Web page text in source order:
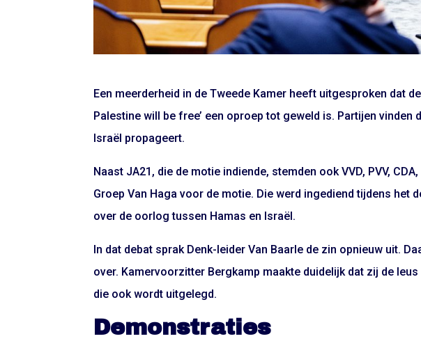
Een meerderheid in de Tweede Kamer heeft uitgesproken dat
Palestine will be free’ een oproep tot geweld is. Partijen vinden
Israël propageert.
Naast JA21, die de motie indiende, stemden ook VVD, PVV,
Groep Van Haga voor de motie. Die werd ingediend tijdens het
over de oorlog tussen Hamas en Israël.
In dat debat sprak Denk-leider Van Baarle de zin opnieuw uit.
over. Kamervoorzitter Bergkamp maakte duidelijk dat zij de
die ook wordt uitgelegd.
Demonstraties